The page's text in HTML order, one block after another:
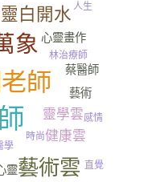
師
象
藝術雲
白開水
健康雲
靈學雲
靈
蔡醫師
心靈畫作
藝術
林治療師
學
直覺
時尚
人生
感情